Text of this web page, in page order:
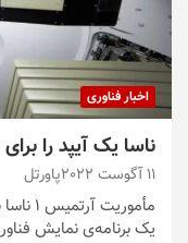
اخبار فناوری
ناسا یک آیپد را
11 آگوست 2022 پاورتل
یک برنامه‌ی نمایش